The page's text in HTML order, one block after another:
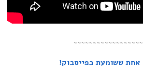
~~~~~~~~~~~~~~~~~~
אחת ששומעת בפייסבוק!